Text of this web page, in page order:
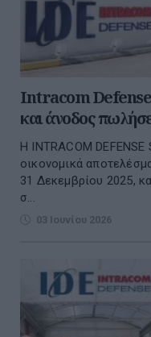
Intracom
και άνοδος
Η INTRACOM
οικονομικά
31 Δεκεμβρίου 2025,
σ...
03 Ιουνίου 2026